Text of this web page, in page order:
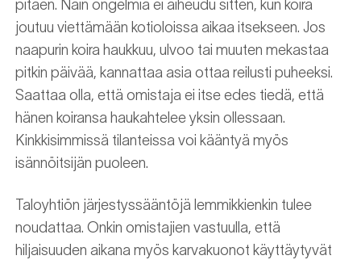
pitäen. Näin ongelmia ei aiheudu sitten, kun koira
joutuu viettämään kotioloissa aikaa itsekseen. Jos
naapurin koira haukkuu, ulvoo tai muuten mekastaa
pitkin päivää, kannattaa asia ottaa reilusti puheeksi.
Saattaa olla, että omistaja ei itse edes tiedä, että
hänen koiransa haukahtelee yksin ollessaan.
Kinkkisimmissä tilanteissa voi kääntyä myös
isännöitsijän puoleen.
Taloyhtiön järjestyssääntöjä lemmikkienkin tulee
noudattaa. Onkin omistajien vastuulla, että
hiljaisuuden aikana myös karvakuonot käyttäytyvät